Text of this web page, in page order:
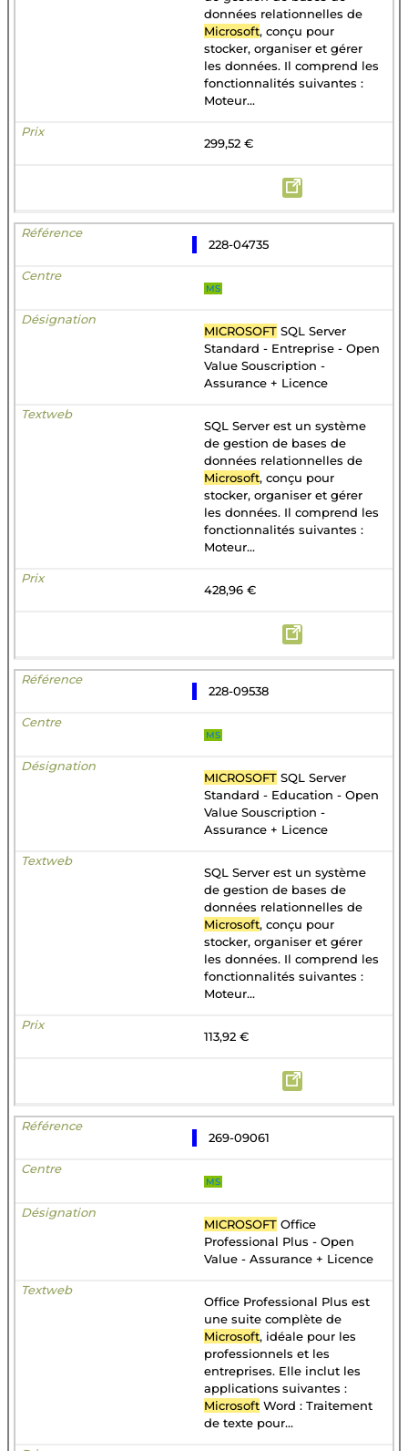
données relationnelles de
Microsoft, conçu pour
stocker, organiser et gérer
les données. Il comprend les
fonctionnalités suivantes :
Moteur...
299,52 €
228-04735
MS
MICROSOFT SQL Server
Standard - Entreprise - Open
Value Souscription -
Assurance + Licence
SQL Server est un système
de gestion de bases de
données relationnelles de
Microsoft, conçu pour
stocker, organiser et gérer
les données. Il comprend les
fonctionnalités suivantes :
Moteur...
428,96 €
228-09538
MS
MICROSOFT SQL Server
Standard - Education - Open
Value Souscription -
Assurance + Licence
SQL Server est un système
de gestion de bases de
données relationnelles de
Microsoft, conçu pour
stocker, organiser et gérer
les données. Il comprend les
fonctionnalités suivantes :
Moteur...
113,92 €
269-09061
MS
MICROSOFT Office
Professional Plus - Open
Value - Assurance + Licence
Office Professional Plus est
une suite complète de
Microsoft, idéale pour les
professionnels et les
entreprises. Elle inclut les
applications suivantes :
Microsoft Word : Traitement
de texte pour...